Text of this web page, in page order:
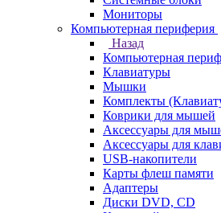
Мониторы
Компьютерная периферия
Назад
Компьютерная
Клавиатуры
Мышки
Комплекты
Коврики для мышей
Аксессуары для
Аксессуары для
USB-накопители
Карты флеш памяти
Адаптеры
Диски DVD, CD